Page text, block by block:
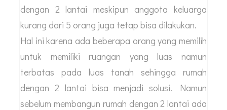
dengan 2 lantai meskipun anggota keluarga
kurang dari 5 orang juga tetap bisa dilakukan.
Hal ini karena ada beberapa orang yang memilih
untuk memiliki ruangan yang luas namun
terbatas pada luas tanah sehingga rumah
dengan 2 lantai bisa menjadi solusi. Namun
sebelum membangun rumah dengan 2 lantai ada